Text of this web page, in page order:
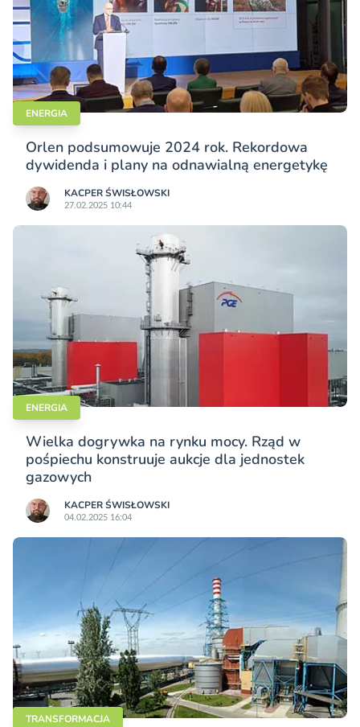
ENERGIA
Orlen podsumowuje 2024 rok. Rekordowa
dywidenda i plany na odnawialną energetykę
KACPER ŚWISŁO­WSKI
27.02.2025 10:44
ENERGIA
Wielka dogrywka na rynku mocy. Rząd w
pośpiechu konstruuje aukcje dla jednostek
gazowych
KACPER ŚWISŁO­WSKI
04.02.2025 16:04
TRANSFORMACJA